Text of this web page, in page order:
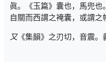
眞。《玉篇》囊也，馬兜也
自關而西謂之裺囊，或謂之
又《集韻》之刃切，音震。